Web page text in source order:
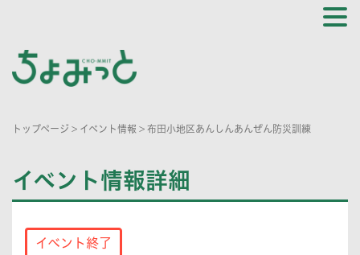
トップページ > イベント情報 > 布田小地区あんしんあんぜん防災訓練
イベント情報詳細
イベント終了